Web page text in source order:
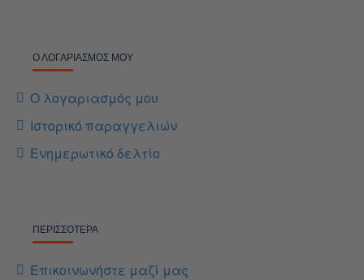
Ο ΛΟΓΑΡΙΑΣΜΌΣ ΜΟΥ
Ο λογαριασμός μου
Ιστορικό παραγγελιών
Ενημερωτικό δελτίο
ΠΕΡΙΣΣΌΤΕΡΑ
Επικοινωνήστε μαζί μας